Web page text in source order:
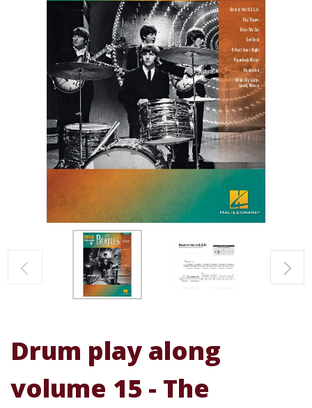
Drum play along
volume 15 - The